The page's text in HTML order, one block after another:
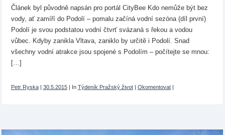
Článek byl původně napsán pro portál CityBee Kdo nemůže být bez
vody, ať zamíří do Podolí – pomalu začíná vodní sezóna (díl první)
Podolí je svou podstatou vodní čtvrť svázaná s řekou a vodou
vůbec. Kdyby zanikla Vltava, zaniklo by určitě i Podolí. Snad
všechny vodní atrakce jsou spojené s Podolím – počítejte se mnou:
[…]
Petr Ryska| 30.5.2015| In Týdeník Pražský život| Okomentovat|